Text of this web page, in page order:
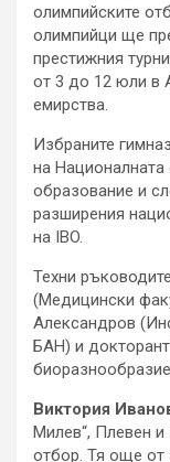
олимпийските
олимпийци ще
престижния
от 3 до 12 юли в
емирства.
Избраните
на
образование и
разширения
на IBO.
Техни
(Медицински
Александров
БАН) и
Виктория
Милев“, Плевен и
отбор. Тя още от